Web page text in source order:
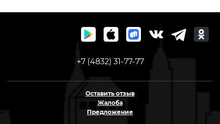
+7 (4832) 31-77-77
Оставить отзыв
Жалоба
Предложение